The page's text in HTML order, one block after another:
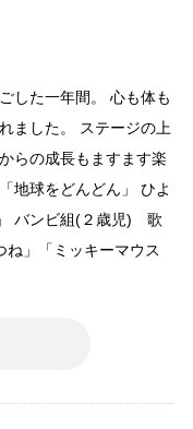
した一年間。 心も体も
ました。 ステージの上
らの成長もますます楽
地球をどんどん」 ひよ
バンビ組(２歳児) 歌
」「ミッキーマウス